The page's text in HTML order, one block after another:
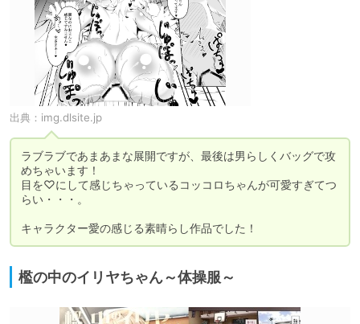
出典： img.dlsite.jp
ラブラブであまあまな展開ですが、最後は男らしくバッグで攻
めちゃいます！
目を♡にして感じちゃっているコッコロちゃんが可愛すぎてつ
らい・・・。
キャラクター愛の感じる素晴らし作品でした！
檻の中のイリヤちゃん～体操服～